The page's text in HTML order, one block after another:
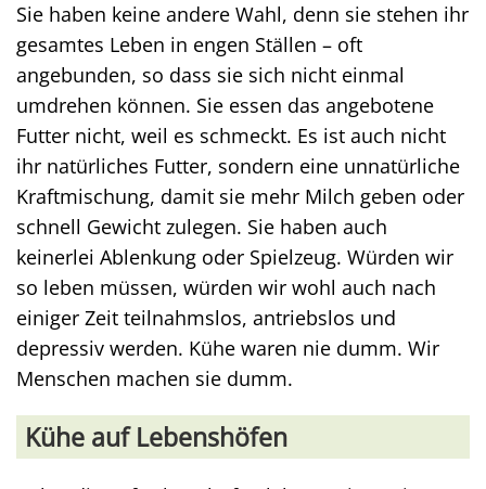
Sie haben keine andere Wahl, denn sie stehen ihr
gesamtes Leben in engen Ställen – oft
angebunden, so dass sie sich nicht einmal
umdrehen können. Sie essen das angebotene
Futter nicht, weil es schmeckt. Es ist auch nicht
ihr natürliches Futter, sondern eine unnatürliche
Kraftmischung, damit sie mehr Milch geben oder
schnell Gewicht zulegen. Sie haben auch
keinerlei Ablenkung oder Spielzeug. Würden wir
so leben müssen, würden wir wohl auch nach
einiger Zeit teilnahmslos, antriebslos und
depressiv werden. Kühe waren nie dumm. Wir
Menschen machen sie dumm.
Kühe auf Lebenshöfen